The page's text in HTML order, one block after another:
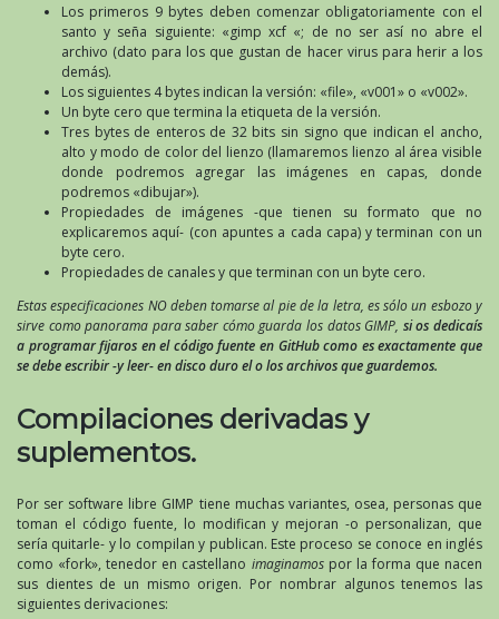
Los primeros 9 bytes deben comenzar obligatoriamente con el
santo y seña siguiente: «gimp xcf «; de no ser así no abre el
archivo (dato para los que gustan de hacer virus para herir a los
demás).
Los siguientes 4 bytes indican la versión: «file», «v001» o «v002».
Un byte cero que termina la etiqueta de la versión.
Tres bytes de enteros de 32 bits sin signo que indican el ancho,
alto y modo de color del lienzo (llamaremos lienzo al área visible
donde podremos agregar las imágenes en capas, donde
podremos «dibujar»).
Propiedades de imágenes -que tienen su formato que no
explicaremos aquí- (con apuntes a cada capa) y terminan con un
byte cero.
Propiedades de canales y que terminan con un byte cero.
Estas especificaciones NO deben tomarse al pie de la letra, es sólo un esbozo y
sirve como panorama para saber cómo guarda los datos GIMP, si os dedicaís
a programar fijaros en el código fuente en GitHub como es exactamente que
se debe escribir -y leer- en disco duro el o los archivos que guardemos.
Compilaciones derivadas y
suplementos.
Por ser software libre GIMP tiene muchas variantes, osea, personas que
toman el código fuente, lo modifican y mejoran -o personalizan, que
sería quitarle- y lo compilan y publican. Este proceso se conoce en inglés
como «fork», tenedor en castellano imaginamos por la forma que nacen
sus dientes de un mismo origen. Por nombrar algunos tenemos las
siguientes derivaciones: